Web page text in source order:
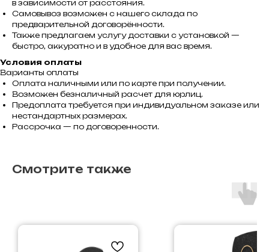
в зависимости от расстояния.
Самовывоз возможен с нашего склада по
предварительной договорённости.
Также предлагаем услугу доставки с установкой —
быстро, аккуратно и в удобное для вас время.
Условия оплаты
Варианты оплаты
Оплата наличными или по карте при получении.
Возможен безналичный расчет для юрлиц.
Предоплата требуется при индивидуальном заказе или
нестандартных размерах.
Рассрочка — по договоренности.
Смотрите также